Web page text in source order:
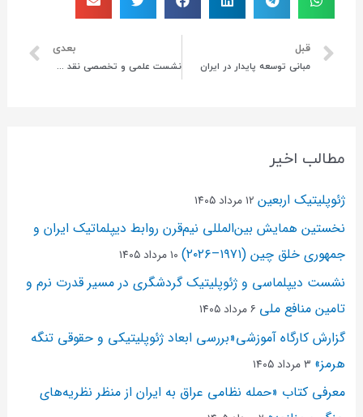
قبل
مبانی توسعه پایدار در ایران
بعدی
نشست علمی و تخصصی نقد و بررسی کتاب جغرافیای انتخابات برگزار شد
مطالب اخیر
ژئوپلیتیک اربعین ۱۲ مرداد ۱۴۰۵
نخستین همایش بین‌المللی نیم‌قرن روابط دیپلماتیک ایران و
جمهوری خلق چین (۱۹۷۱–۲۰۲۶)
۱۰ مرداد ۱۴۰۵
نشست دیپلماسی و ژئو‌پلیتیک گردشگری در مسیر قدرت نرم و
تامین منافع ملی ۶ مرداد ۱۴۰۵
گزارش کارگاه آموزشی«بررسی ابعاد ژئوپلیتیکی و حقوقی تنگه
هرمز» ۳ مرداد ۱۴۰۵
معرفی کتاب «حمله نظامی عراق به ایران از منظر نظریه‌های